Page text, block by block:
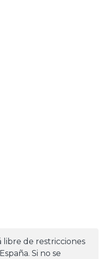
libre de restricciones
Si no se